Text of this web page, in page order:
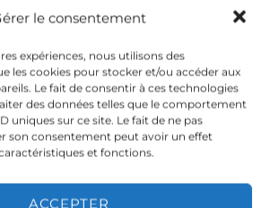
le consentement
expériences, nous utilisons des
les cookies pour stocker et/ou accéder aux
Le fait de consentir à ces technologies
des données telles que le comportement
uniques sur ce site. Le fait de ne pas
son consentement peut avoir un effet
et fonctions.
ACCEPTER
PHOTOGRAPHY
Photos by KNX
PHOTOGRAPHY